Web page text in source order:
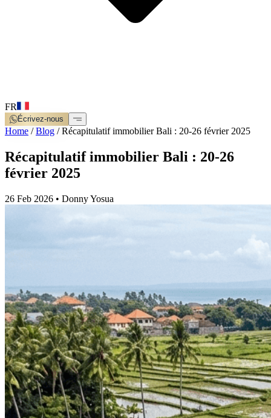
FR
Écrivez-nous
Home /Blog /Récapitulatif immobilier Bali : 20-26 février 2025
Récapitulatif immobilier Bali : 20-26
février 2025
26 Feb 2026 • Donny Yosua